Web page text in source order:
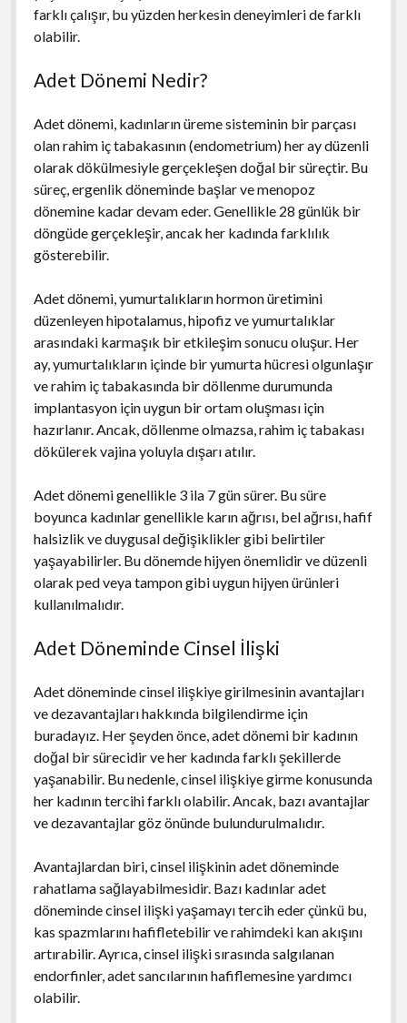
farklı çalışır, bu yüzden herkesin deneyimleri de farklı
olabilir.
Adet Dönemi Nedir?
Adet dönemi, kadınların üreme sisteminin bir parçası
olan rahim iç tabakasının (endometrium) her ay düzenli
olarak dökülmesiyle gerçekleşen doğal bir süreçtir. Bu
süreç, ergenlik döneminde başlar ve menopoz
dönemine kadar devam eder. Genellikle 28 günlük bir
döngüde gerçekleşir, ancak her kadında farklılık
gösterebilir.
Adet dönemi, yumurtalıkların hormon üretimini
düzenleyen hipotalamus, hipofiz ve yumurtalıklar
arasındaki karmaşık bir etkileşim sonucu oluşur. Her
ay, yumurtalıkların içinde bir yumurta hücresi olgunlaşır
ve rahim iç tabakasında bir döllenme durumunda
implantasyon için uygun bir ortam oluşması için
hazırlanır. Ancak, döllenme olmazsa, rahim iç tabakası
dökülerek vajina yoluyla dışarı atılır.
Adet dönemi genellikle 3 ila 7 gün sürer. Bu süre
boyunca kadınlar genellikle karın ağrısı, bel ağrısı, hafif
halsizlik ve duygusal değişiklikler gibi belirtiler
yaşayabilirler. Bu dönemde hijyen önemlidir ve düzenli
olarak ped veya tampon gibi uygun hijyen ürünleri
kullanılmalıdır.
Adet Döneminde Cinsel İlişki
Adet döneminde cinsel ilişkiye girilmesinin avantajları
ve dezavantajları hakkında bilgilendirme için
buradayız. Her şeyden önce, adet dönemi bir kadının
doğal bir sürecidir ve her kadında farklı şekillerde
yaşanabilir. Bu nedenle, cinsel ilişkiye girme konusunda
her kadının tercihi farklı olabilir. Ancak, bazı avantajlar
ve dezavantajlar göz önünde bulundurulmalıdır.
Avantajlardan biri, cinsel ilişkinin adet döneminde
rahatlama sağlayabilmesidir. Bazı kadınlar adet
döneminde cinsel ilişki yaşamayı tercih eder çünkü bu,
kas spazmlarını hafifletebilir ve rahimdeki kan akışını
artırabilir. Ayrıca, cinsel ilişki sırasında salgılanan
endorfinler, adet sancılarının hafiflemesine yardımcı
olabilir.